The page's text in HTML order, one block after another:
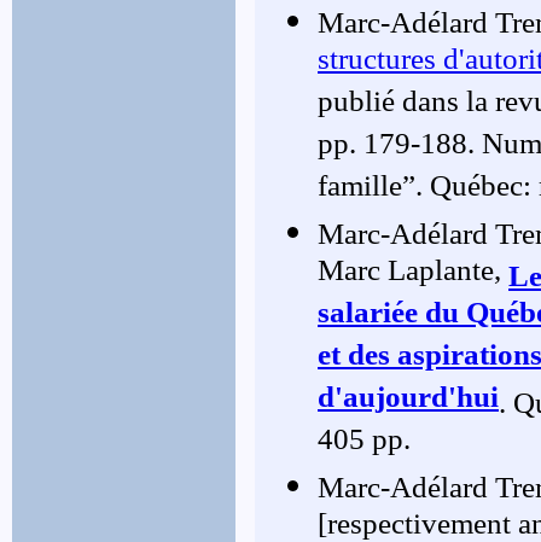
Marc-Adélard
structures
publié dans la
pp. 179-188.
famille”.
Marc-Adélard
Marc Laplante,
salariée du
et des
d'aujourd'hui.
405 pp.
Marc-Adélard
[respectivement